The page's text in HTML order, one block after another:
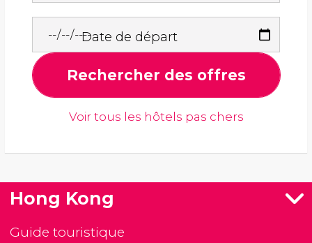
Date de départ
Rechercher des offres
Voir tous les hôtels pas chers
Hong Kong
Guide touristique